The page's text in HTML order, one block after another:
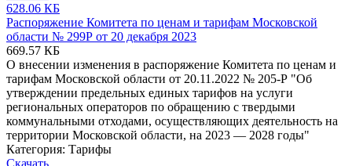
628.06 КБ
Распоряжение Комитета по ценам и тарифам Московской
области № 299Р от 20 декабря 2023
669.57 КБ
О внесении изменения в распоряжение Комитета по ценам и
тарифам Московской области от 20.11.2022 № 205-Р "Об
утверждении предельных единых тарифов на услуги
региональных операторов по обращению с твердыми
коммунальными отходами, осуществляющих деятельность на
территории Московской области, на 2023 — 2028 годы"
Категория: Тарифы
Скачать